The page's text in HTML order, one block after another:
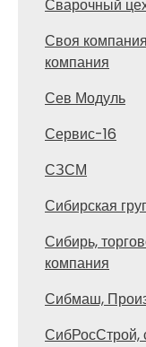
Сварочный
Своя
компания
Сев Модуль
Сервис-16
СЗСМ
Сибирская
Сибирь,
компания
Сибмаш,
СибРосСтрой,